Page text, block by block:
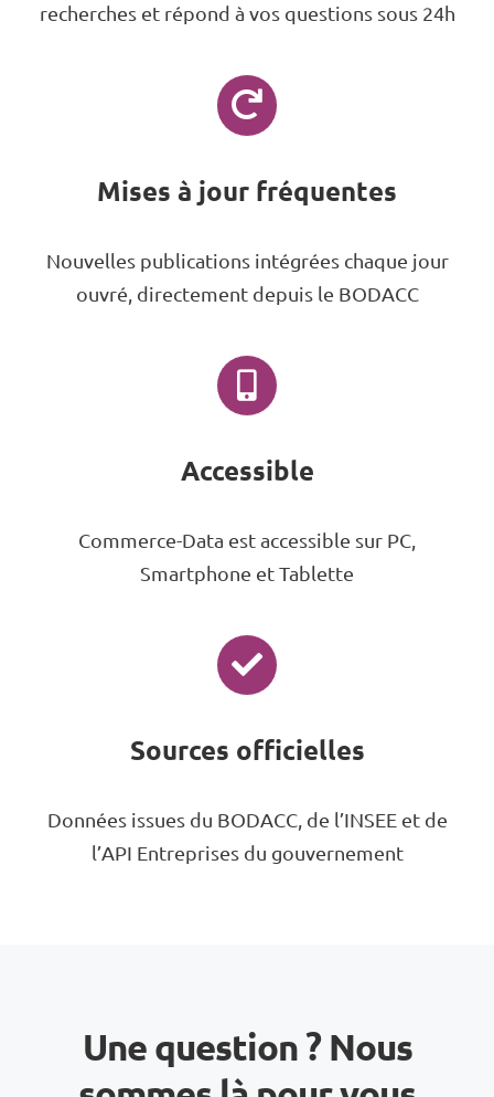
recherches et répond à vos questions sous 24h
Mises à jour fréquentes
Nouvelles publications intégrées chaque jour
ouvré, directement depuis le BODACC
Accessible
Commerce-Data est accessible sur PC,
Smartphone et Tablette
Sources officielles
Données issues du BODACC, de l’INSEE et de
l’API Entreprises du gouvernement
Une question ? Nous